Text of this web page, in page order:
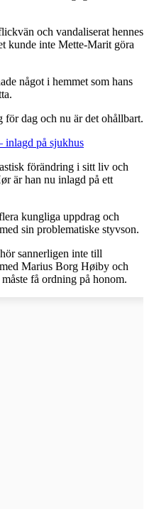
och vandaliserat hennes
kunde inte Mette-Marit göra
något i hemmet som hans
för dag och nu är det ohållbart.
inlagd på sjukhus
förändring i sitt liv och
är han nu inlagd på ett
kungliga uppdrag och
sin problematiske styvson.
sannerligen inte till
Marius Borg Høiby och
få ordning på honom.